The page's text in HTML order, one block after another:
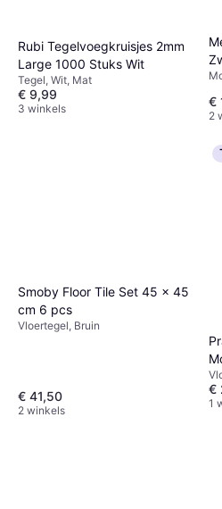
Rubi Tegelvoegkruisjes 2mm
Large 1000 Stuks Wit
Tegel, Wit, Mat
€ 9,99
3 winkels €
2
Smoby Floor Tile Set 45 x 45
cm 6 pcs
Vloertegel, Bruin
€ 41,50
2 winkels
€
1